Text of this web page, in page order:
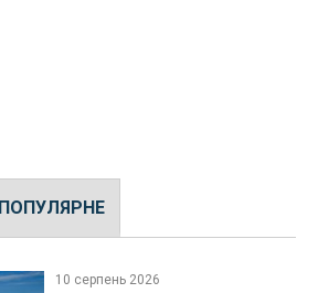
ПОПУЛЯРНЕ
10 серпень 2026